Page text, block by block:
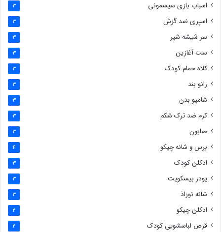
اسباب بازی سیسمونی 3
اسپری ضد گزش 3
سر شیشه شیر 3
ست آغازین 3
کلاه حمام کودک 3
زانو بند 3
شامپو بدن 3
کرم ضد ترک شکم 3
صابون 3
برس و شانه چیکو 4
ادکلن کودک 3
پودر بیسکویت 3
شانه نوزاذ 3
ادکلن چیکو 2
قرص لباسشویی کودک 2